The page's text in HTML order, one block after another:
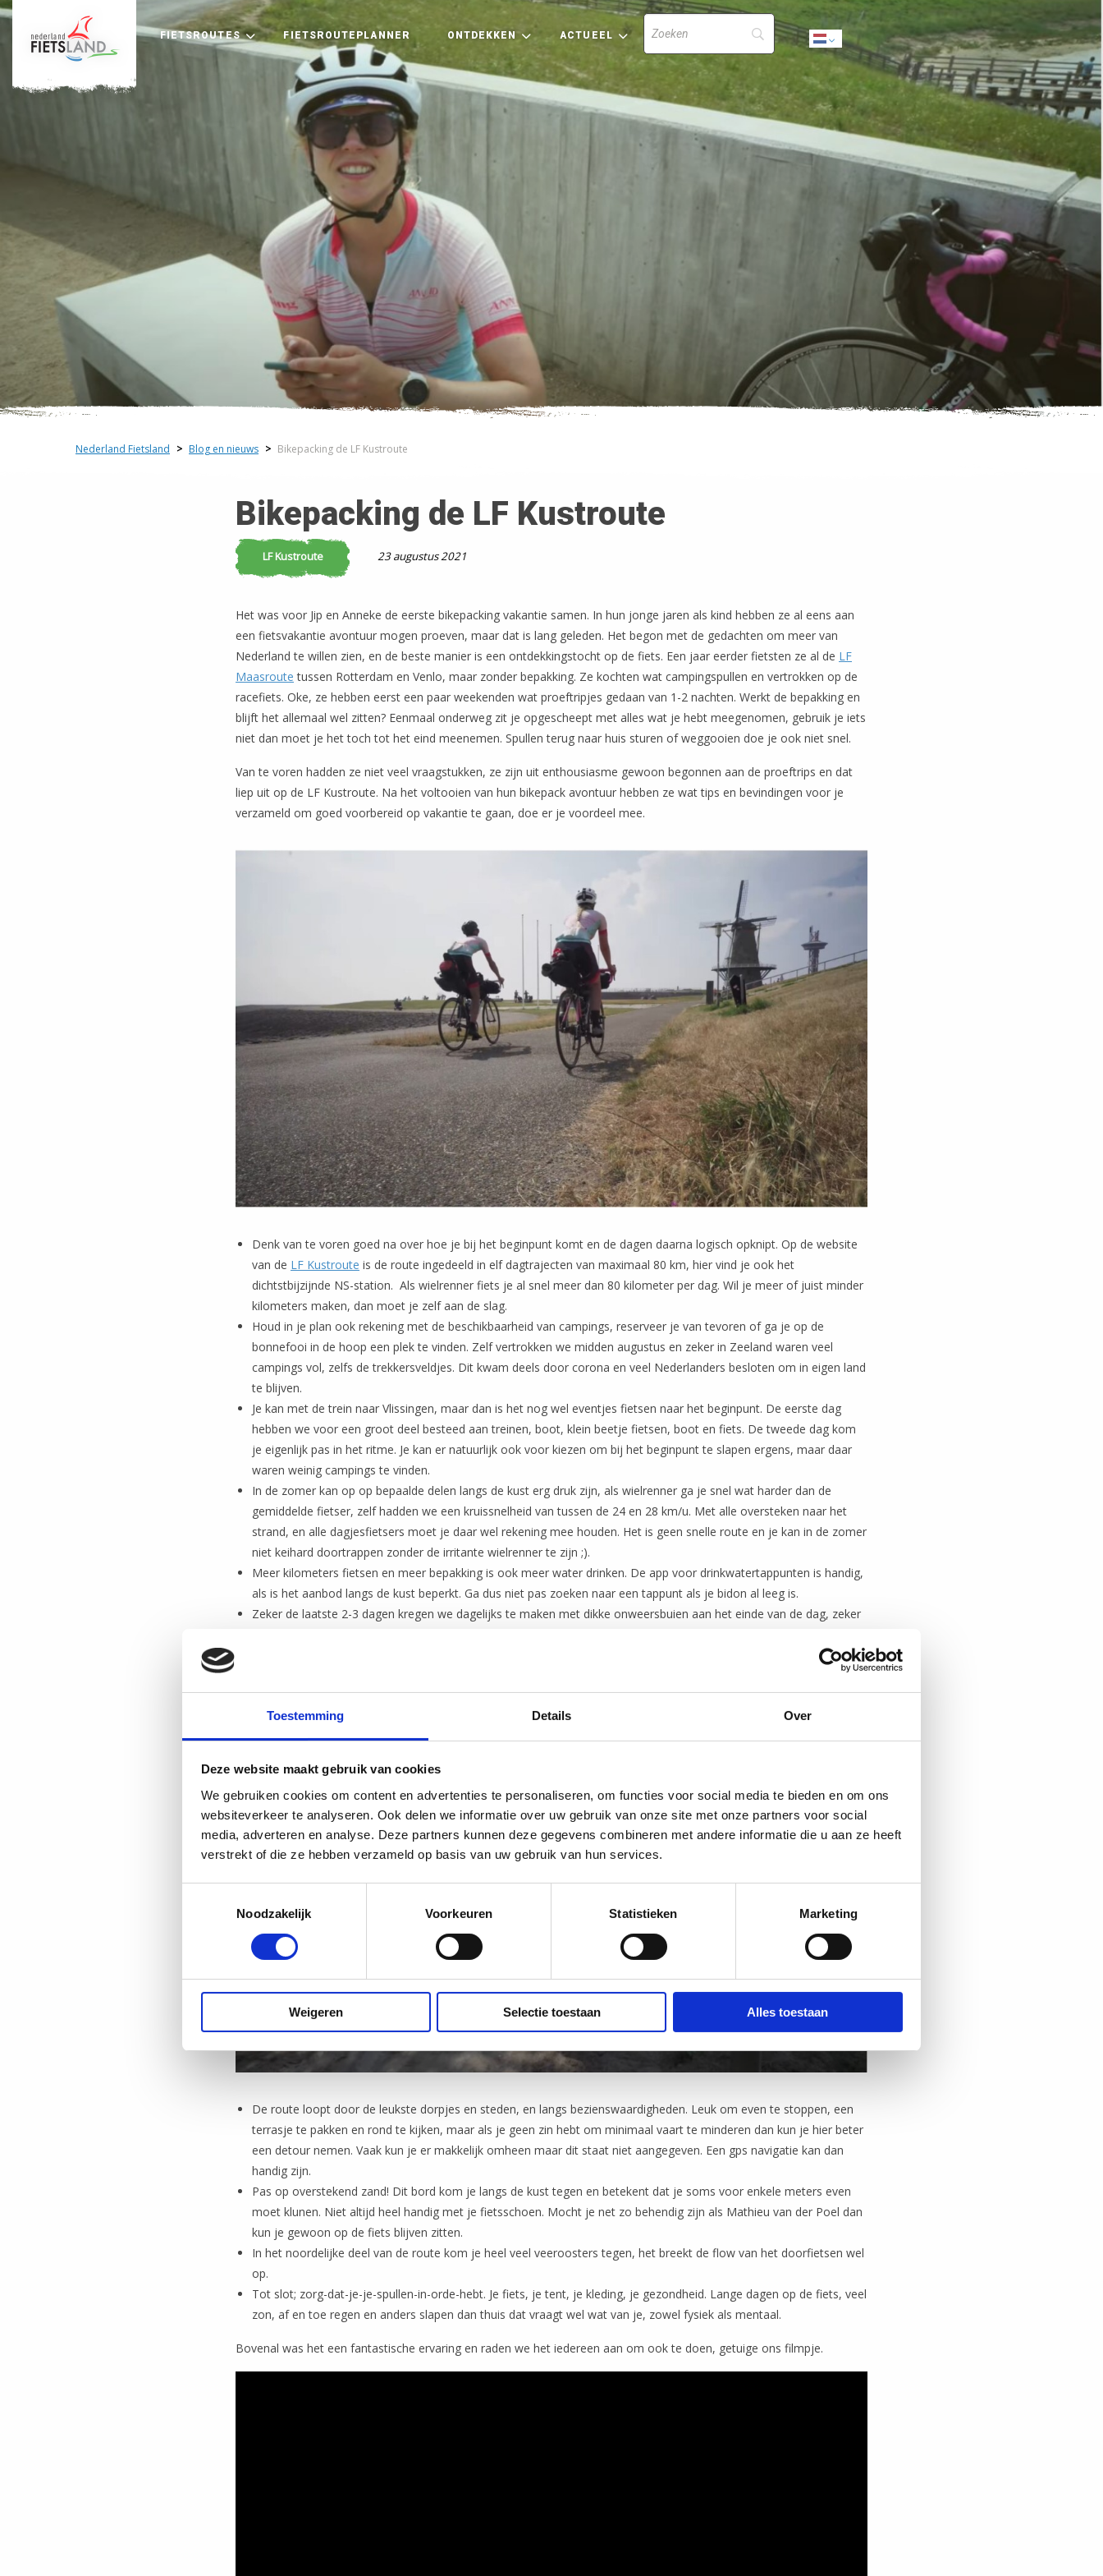
Toestemming Details Over
Deze website maakt gebruik van cookies
We gebruiken cookies om content en advertenties te personaliseren, om functies voor social media te bieden en om ons
websiteverkeer te analyseren. Ook delen we informatie over uw gebruik van onze site met onze partners voor social
media, adverteren en analyse. Deze partners kunnen deze gegevens combineren met andere informatie die u aan ze heeft
verstrekt of die ze hebben verzameld op basis van uw gebruik van hun services.
Noodzakelijk
Voorkeuren Statistieken Marketing
Weigeren Selectie toestaan Alles toestaan
FIETSROUTES FIETSROUTEPLANNER ONTDEKKEN ACTUEEL
Dutch
Nederland Fietsland > Blog en nieuws > Bikepacking de LF Kustroute
Bikepacking de LF Kustroute
LF Kustroute 23 augustus 2021
Het was voor Jip en Anneke de eerste bikepacking vakantie samen. In hun jonge jaren als kind hebben ze al eens aan
een fietsvakantie avontuur mogen proeven, maar dat is lang geleden. Het begon met de gedachten om meer van
Nederland te willen zien, en de beste manier is een ontdekkingstocht op de fiets. Een jaar eerder fietsten ze al de LF
Maasroute tussen Rotterdam en Venlo, maar zonder bepakking. Ze kochten wat campingspullen en vertrokken op de
racefiets. Oke, ze hebben eerst een paar weekenden wat proeftripjes gedaan van 1-2 nachten. Werkt de bepakking en
blijft het allemaal wel zitten? Eenmaal onderweg zit je opgescheept met alles wat je hebt meegenomen, gebruik je iets
niet dan moet je het toch tot het eind meenemen. Spullen terug naar huis sturen of weggooien doe je ook niet snel.
Van te voren hadden ze niet veel vraagstukken, ze zijn uit enthousiasme gewoon begonnen aan de proeftrips en dat
liep uit op de LF Kustroute. Na het voltooien van hun bikepack avontuur hebben ze wat tips en bevindingen voor je
verzameld om goed voorbereid op vakantie te gaan, doe er je voordeel mee.
Denk van te voren goed na over hoe je bij het beginpunt komt en de dagen daarna logisch opknipt. Op de website
van de LF Kustroute is de route ingedeeld in elf dagtrajecten van maximaal 80 km, hier vind je ook het
dichtstbijzijnde NS-station. Als wielrenner fiets je al snel meer dan 80 kilometer per dag. Wil je meer of juist minder
kilometers maken, dan moet je zelf aan de slag.
Houd in je plan ook rekening met de beschikbaarheid van campings, reserveer je van tevoren of ga je op de
bonnefooi in de hoop een plek te vinden. Zelf vertrokken we midden augustus en zeker in Zeeland waren veel
campings vol, zelfs de trekkersveldjes. Dit kwam deels door corona en veel Nederlanders besloten om in eigen land
te blijven.
Je kan met de trein naar Vlissingen, maar dan is het nog wel eventjes fietsen naar het beginpunt. De eerste dag
hebben we voor een groot deel besteed aan treinen, boot, klein beetje fietsen, boot en fiets. De tweede dag kom
je eigenlijk pas in het ritme. Je kan er natuurlijk ook voor kiezen om bij het beginpunt te slapen ergens, maar daar
waren weinig campings te vinden.
In de zomer kan op op bepaalde delen langs de kust erg druk zijn, als wielrenner ga je snel wat harder dan de
gemiddelde fietser, zelf hadden we een kruissnelheid van tussen de 24 en 28 km/u. Met alle oversteken naar het
strand, en alle dagjesfietsers moet je daar wel rekening mee houden. Het is geen snelle route en je kan in de zomer
niet keihard doortrappen zonder de irritante wielrenner te zijn ;).
Meer kilometers fietsen en meer bepakking is ook meer water drinken. De app voor drinkwatertappunten is handig,
als is het aanbod langs de kust beperkt. Ga dus niet pas zoeken naar een tappunt als je bidon al leeg is.
Zeker de laatste 2-3 dagen kregen we dagelijks te maken met dikke onweersbuien aan het einde van de dag, zeker
coronatijd is niet heel gemakkelijk. Je zit met je bepakte fiets en heel veel anderen die van het strand komen rennen
De route loopt door de leukste dorpjes en steden, en langs bezienswaardigheden. Leuk om even te stoppen, een
terrasje te pakken en rond te kijken, maar als je geen zin hebt om minimaal vaart te minderen dan kun je hier beter
een detour nemen. Vaak kun je er makkelijk omheen maar dit staat niet aangegeven. Een gps navigatie kan dan
handig zijn.
Pas op overstekend zand! Dit bord kom je langs de kust tegen en betekent dat je soms voor enkele meters even
moet klunen. Niet altijd heel handig met je fietsschoen. Mocht je net zo behendig zijn als Mathieu van der Poel dan
kun je gewoon op de fiets blijven zitten.
In het noordelijke deel van de route kom je heel veel veeroosters tegen, het breekt de flow van het doorfietsen wel
op.
Tot slot; zorg-dat-je-je-spullen-in-orde-hebt. Je fiets, je tent, je kleding, je gezondheid. Lange dagen op de fiets, veel
zon, af en toe regen en anders slapen dan thuis dat vraagt wel wat van je, zowel fysiek als mentaal.
Bovenal was het een fantastische ervaring en raden we het iedereen aan om ook te doen, getuige ons filmpje.